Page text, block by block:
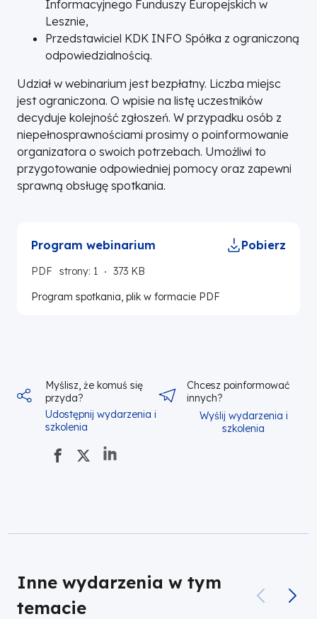
Informacyjnego Funduszy Europejskich w
Lesznie,
Przedstawiciel KDK INFO Spółka z ograniczoną
odpowiedzialnością.
Udział w webinarium jest bezpłatny. Liczba miejsc
jest ograniczona. O wpisie na listę uczestników
decyduje kolejność zgłoszeń. W przypadku osób z
niepełnosprawnościami prosimy o poinformowanie
organizatora o swoich potrzebach. Umożliwi to
przygotowanie odpowiedniej pomocy oraz zapewni
sprawną obsługę spotkania.
Program webinarium Pobierz
PDF strony: 1
373 KB
Program spotkania, plik w formacie PDF
Myślisz, że komuś się
przyda?
Udostępnij wydarzenia i
szkolenia
Chcesz poinformować
innych?
Wyślij wydarzenia i
szkolenia
Inne wydarzenia w tym
temacie